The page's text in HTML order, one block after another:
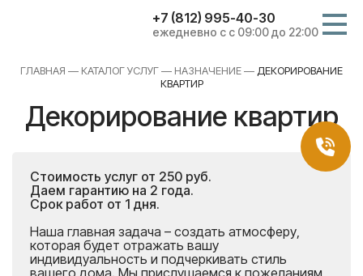
+7 (812) 995-40-30
ежедневно с с 09:00 до 22:00
ГЛАВНАЯ — КАТАЛОГ УСЛУГ— НАЗНАЧЕНИЕ— ДЕКОРИРОВАНИЕ
КВАРТИР
Декорирование квартир
Стоимость услуг от 250 руб.
Даем гарантию на 2 года.
Срок работ от 1 дня.
Наша главная задача – создать атмосферу,
которая будет отражать вашу
индивидуальность и подчеркивать стиль
вашего дома. Мы прислушаемся к пожеланиям